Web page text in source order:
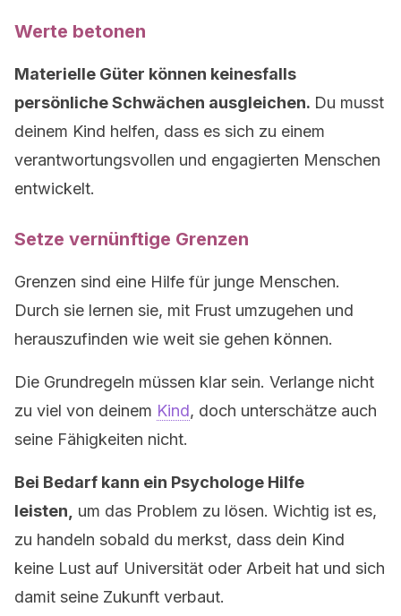
Werte betonen
Materielle Güter können keinesfalls
persönliche Schwächen ausgleichen. Du musst
deinem Kind helfen, dass es sich zu einem
verantwortungsvollen und engagierten Menschen
entwickelt.
Setze vernünftige Grenzen
Grenzen sind eine Hilfe für junge Menschen.
Durch sie lernen sie, mit Frust umzugehen und
herauszufinden wie weit sie gehen können.
Die Grundregeln müssen klar sein. Verlange nicht
zu viel von deinem Kind, doch unterschätze auch
seine Fähigkeiten nicht.
Bei Bedarf kann ein Psychologe Hilfe
leisten,
um das Problem zu lösen. Wichtig ist es,
zu handeln sobald du merkst, dass dein Kind
keine Lust auf Universität oder Arbeit hat und sich
damit seine Zukunft verbaut.